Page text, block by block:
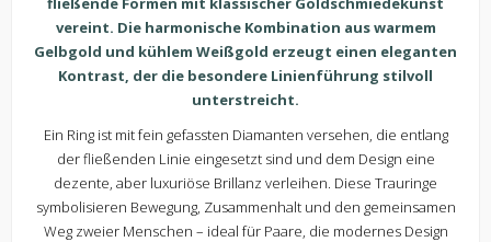
vereint. Die harmonische Kombination aus warmem
Gelbgold und kühlem Weißgold erzeugt einen eleganten
Kontrast, der die besondere Linienführung stilvoll
unterstreicht.
Ein Ring ist mit fein gefassten Diamanten versehen, die entlang
der fließenden Linie eingesetzt sind und dem Design eine
dezente, aber luxuriöse Brillanz verleihen. Diese Trauringe
symbolisieren Bewegung, Zusammenhalt und den gemeinsamen
Weg zweier Menschen – ideal für Paare, die modernes Design